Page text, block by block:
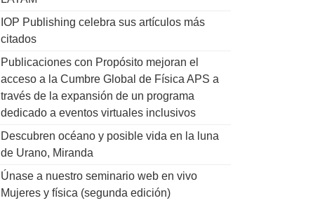
IOP Publishing celebra sus artículos más
citados
Publicaciones con Propósito mejoran el
acceso a la Cumbre Global de Física APS a
través de la expansión de un programa
dedicado a eventos virtuales inclusivos
Descubren océano y posible vida en la luna
de Urano, Miranda
Únase a nuestro seminario web en vivo
Mujeres y física (segunda edición)